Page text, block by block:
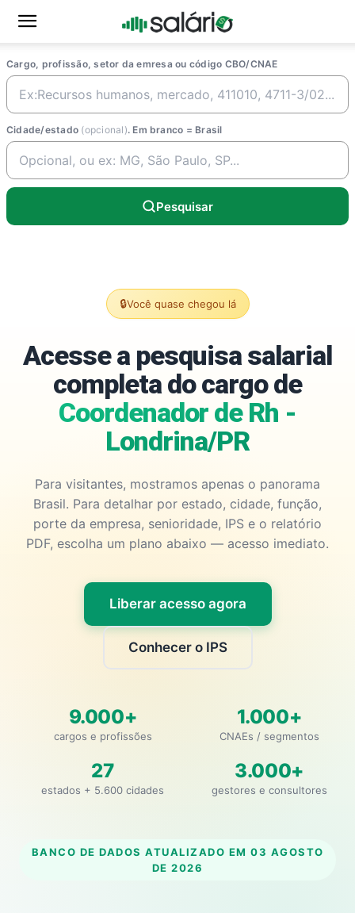
Cargo, profissão, setor da emresa ou código CBO/CNAE
Cidade/estado (opcional). Em branco = Brasil
Pesquisar
🔒Você quase chegou lá
Acesse a pesquisa salarial
completa do cargo de
Coordenador de Rh -
Londrina/PR
Para visitantes, mostramos apenas o panorama
Brasil. Para detalhar por estado, cidade, função,
porte da empresa, senioridade, IPS e o relatório
PDF, escolha um plano abaixo — acesso imediato.
Liberar acesso agora
Conhecer o IPS
9.000+
cargos e profissões
1.000+
CNAEs / segmentos
27
estados + 5.600 cidades
3.000+
gestores e consultores
BANCO DE DADOS ATUALIZADO EM 03 AGOSTO
DE 2026